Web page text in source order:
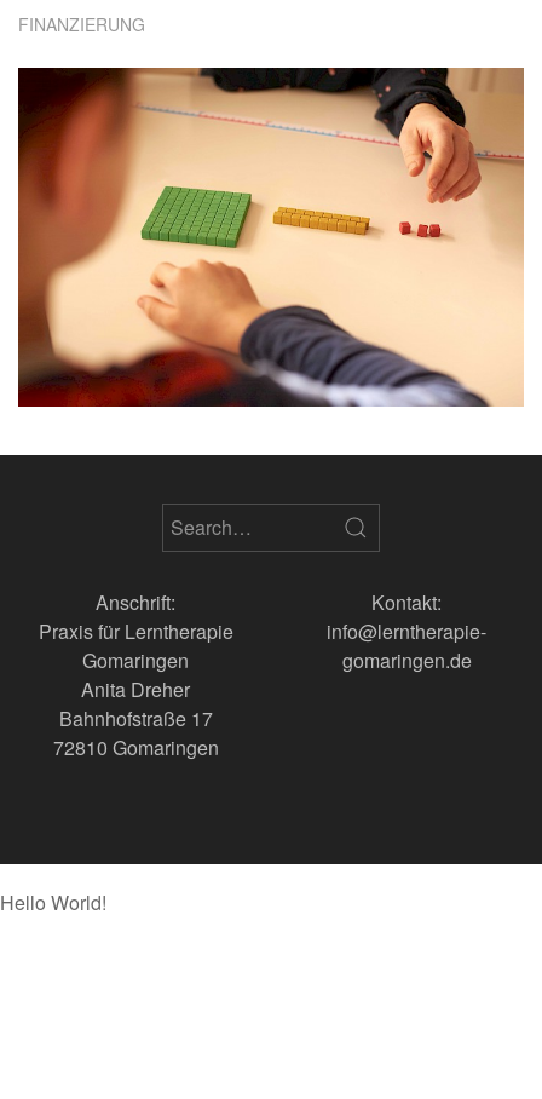
FINANZIERUNG
Anschrift:
Praxis für Lerntherapie
Gomaringen
Anita Dreher
Bahnhofstraße 17
72810 Gomaringen
Kontakt:
info@lerntherapie-
gomaringen.de
Hello World!